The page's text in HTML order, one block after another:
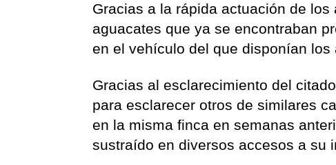
Gracias a la rápida actuación de
aguacates que ya se encontraban
en el vehículo del que disponían los
Gracias al esclarecimiento del
para esclarecer otros de similares
en la misma finca en semanas
sustraído en diversos accesos a su